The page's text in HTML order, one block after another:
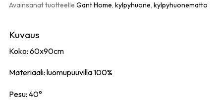
Avainsanat tuotteelleGant Home,kylpyhuone,kylpyhuonematto
Kuvaus
Koko: 60x90cm
Materiaali: luomupuuvilla 100%
Pesu: 40°